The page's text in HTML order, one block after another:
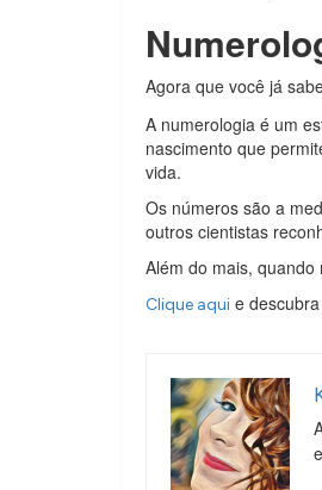
Agora que você já
A numerologia é um
nascimento que
vida.
Os números são a
outros cientistas
Além do mais,
Clique aqui e